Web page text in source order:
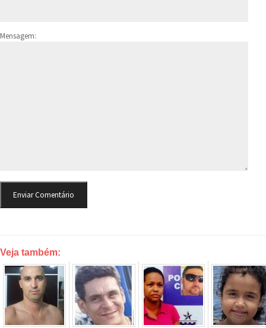
Mensagem:
Veja também: